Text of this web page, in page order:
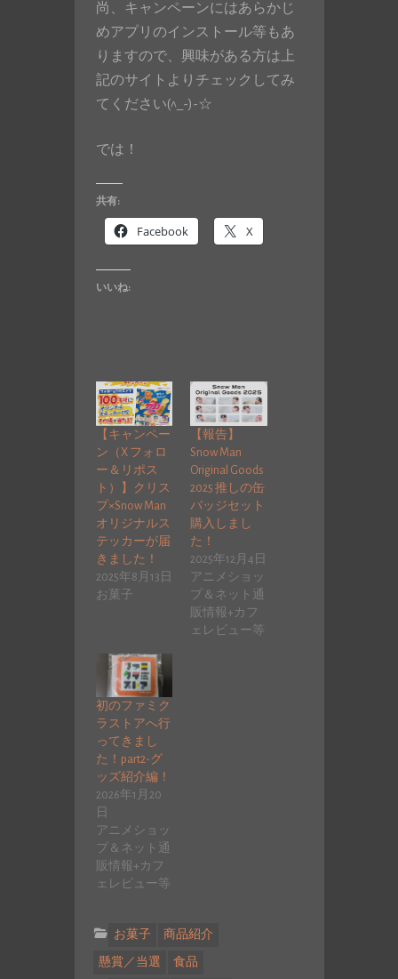
尚、キャンペーンにはあらかじ
めアプリのインストール等もあ
りますので、興味がある方は上
記のサイトよりチェックしてみ
てください(^_-)-☆
では！
共有:
Facebook X
いいね:
【キャンペー
ン（X フォロ
ー＆リポス
ト）】クリス
プ×Snow Man
オリジナルス
テッカーが届
きました！
2025年8月13日
お菓子
【報告】
Snow Man
Original Goods
2025 推しの缶
バッジセット
購入しまし
た！
2025年12月4日
アニメショッ
プ＆ネット通
販情報+カフ
ェレビュー等
初のファミク
ラストアへ行
ってきまし
た！part2-グ
ッズ紹介編！
2026年1月20
日
アニメショッ
プ＆ネット通
販情報+カフ
ェレビュー等
お菓子 商品紹介
懸賞／当選 食品